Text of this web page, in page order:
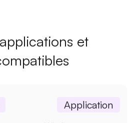
et
Application